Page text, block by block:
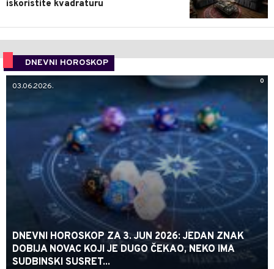
iskoristite kvadraturu
DNEVNI HOROSKOP
0
03.06.2026.
DNEVNI HOROSKOP ZA 3. JUN 2026: JEDAN ZNAK
DOBIJA NOVAC KOJI JE DUGO ČEKAO, NEKO IMA
SUDBINSKI SUSRET...